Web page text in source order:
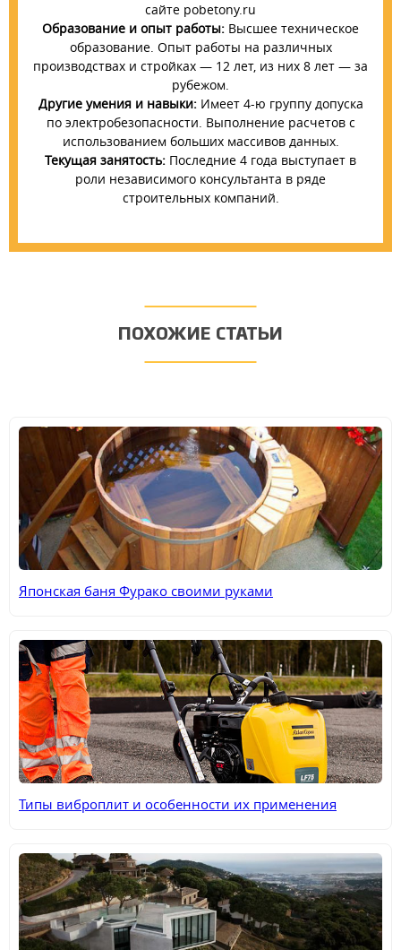
сайте pobetony.ru
Образование и опыт работы: Высшее техническое
образование. Опыт работы на различных
производствах и стройках — 12 лет, из них 8 лет — за
рубежом.
Другие умения и навыки:Имеет 4-ю группу допуска
по электробезопасности. Выполнение расчетов с
использованием больших массивов данных.
Текущая занятость: Последние 4 года выступает в
роли независимого консультанта в ряде
строительных компаний.
ПОХОЖИЕ СТАТЬИ
Японская баня Фурако своими руками
Типы виброплит и особенности их применения